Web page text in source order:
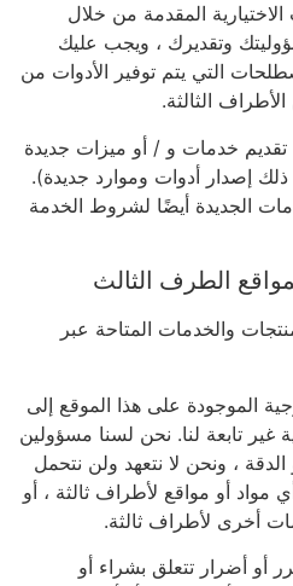
المقدمة من خلال
وتقديرك ، ويجب عليك
التي يتم توفير الأدوات من
الثالثة.
تقديم خدمات و / أو ميزات جديدة
إصدار أدوات وموارد جديدة).
الجديدة أيضًا لشروط الخدمة
الطرف الثالث
والخدمات المتاحة عبر
الموجودة على هذا الموقع إلى
غير تابعة لنا. نحن لسنا مسؤولين
، ونحن لا نتعهد ولن نتحمل
أو مواقع لأطراف ثالثة ، أو
أخرى لأطراف ثالثة.
أضرار تتعلق بشراء أو